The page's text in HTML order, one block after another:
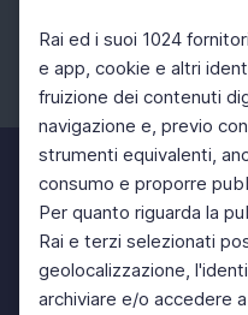
Rai ed i suoi 1024
e app, cookie e altri
fruizione dei contenuti
navigazione e, previo
strumenti equivalenti,
consumo e proporre
Per quanto riguarda la
Rai e terzi selezionati
geolocalizzazione,
archiviare e/o accedere
Facebook